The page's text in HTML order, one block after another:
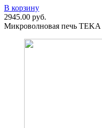
В корзину
2945.00 руб.
Микроволновая печь TEKA